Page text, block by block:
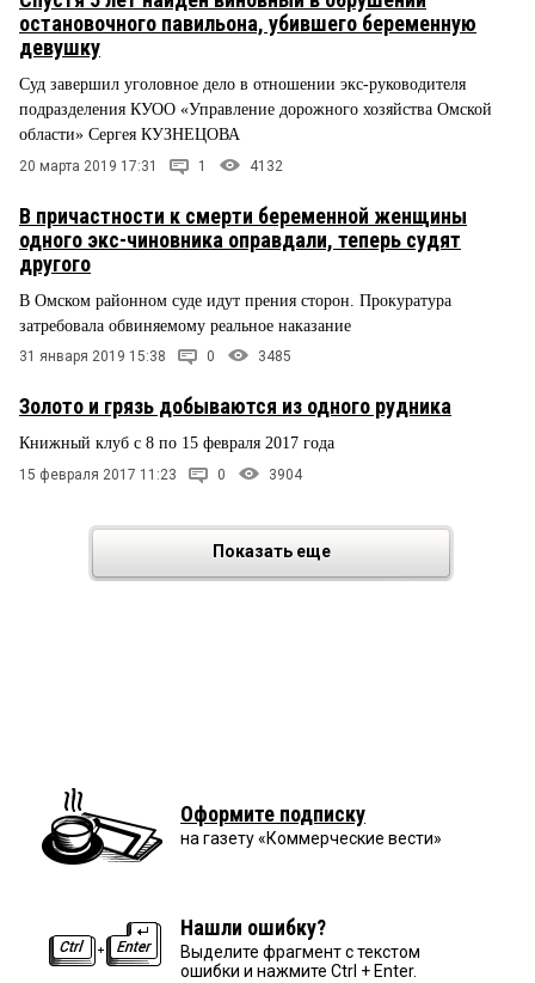
остановочного павильона, убившего беременную
девушку
Суд завершил уголовное дело в отношении экс-руководителя
подразделения КУОО «Управление дорожного хозяйства Омской
области» Сергея КУЗНЕЦОВА
20 марта 2019 17:31 1 4132
В причастности к смерти беременной женщины
одного экс-чиновника оправдали, теперь судят
другого
В Омском районном суде идут прения сторон. Прокуратура
затребовала обвиняемому реальное наказание
31 января 2019 15:38 0 3485
Золото и грязь добываются из одного рудника
Книжный клуб с 8 по 15 февраля 2017 года
15 февраля 2017 11:23 0 3904
Показать еще
Оформите подписку
на газету «Коммерческие вести»
Нашли ошибку?
Выделите фрагмент с текстом
ошибки и нажмите Ctrl + Enter.